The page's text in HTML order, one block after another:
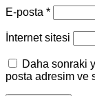
E-posta *
İnternet sitesi
Daha sonraki
posta adresim ve